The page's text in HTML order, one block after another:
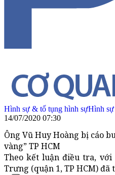
Hình sự & tố tụng hình sựHình sự
14/07/2020 07:30
Ông Vũ Huy Hoàng bị cáo
vàng” TP HCM
Theo kết luận điều tra, với
Trưng (quận 1, TP HCM)